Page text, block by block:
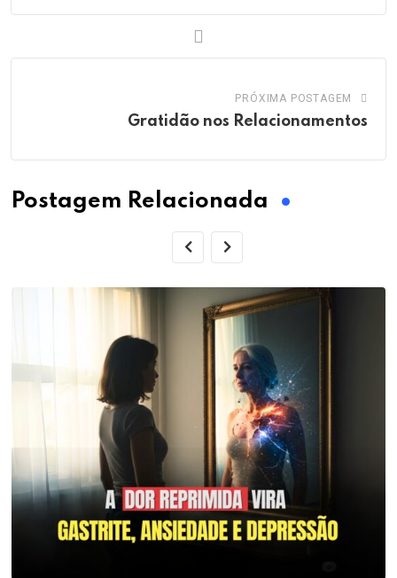
PRÓXIMA POSTAGEM
Gratidão nos Relacionamentos
Postagem Relacionada